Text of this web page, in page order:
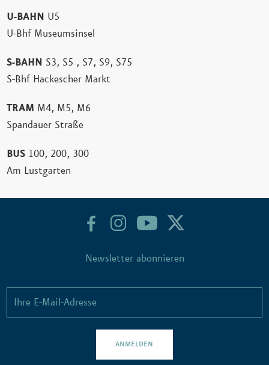
Berliner Dom, 1931
U-BAHN U5
U-Bhf Museumsinsel
S-BAHN S3, S5 , S7, S9, S75
S-Bhf Hackescher Markt
TRAM M4, M5, M6
Spandauer Straße
BUS 100, 200, 300
Am Lustgarten
Newsletter abonnieren
ANMELDEN